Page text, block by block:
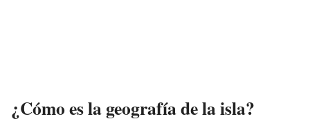
¿Cómo es la geografía de la isla?